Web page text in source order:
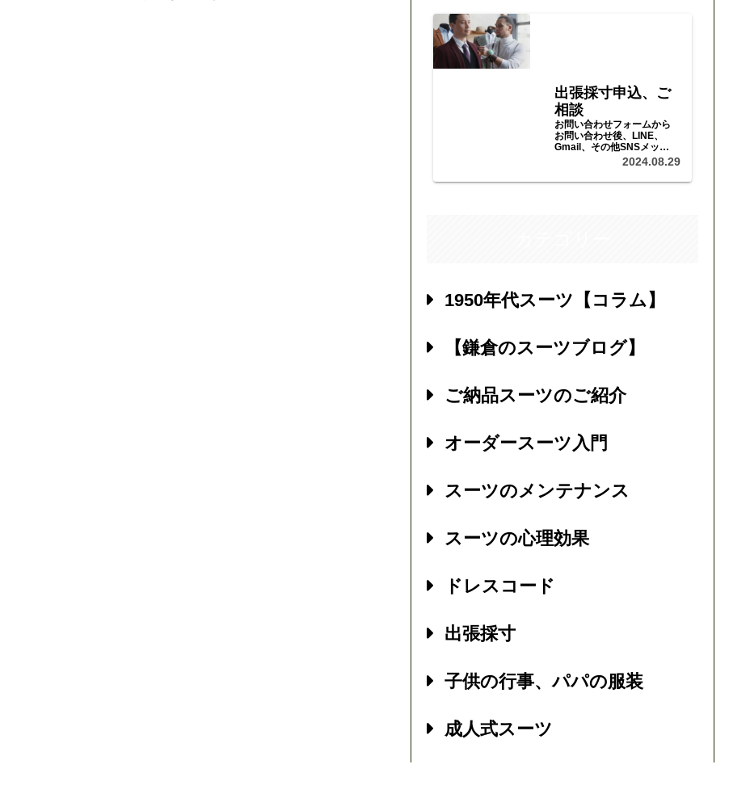
出張採寸申込、ご
相談
お問い合わせフォームから
お問い合わせ後、LINE、
Gmail、その他SNSメッセ
ージ等で、ご予算、ご希望
をお聞かせいただき、日程
等をご調整の上、採寸、ご
2024.08.29
1950年代スーツ【コラム】
【鎌倉のスーツブログ】
ご納品スーツのご紹介
オーダースーツ入門
スーツのメンテナンス
スーツの心理効果
ドレスコード
出張採寸
子供の行事、パパの服装
成人式スーツ